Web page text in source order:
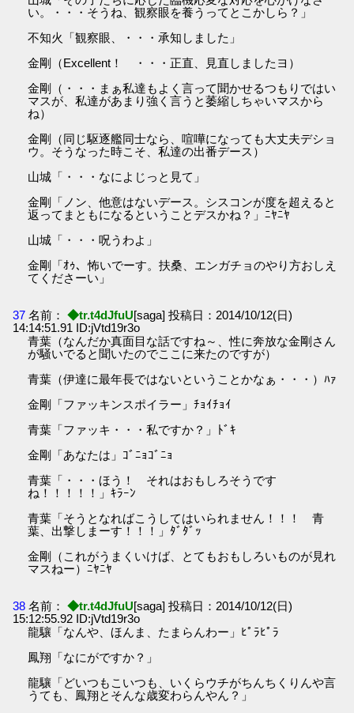
い。・・・そうね、観察眼を養うってとこかしら？」
不知火「観察眼、・・・承知しました」
金剛（Excellent！ ・・・正直、見直しましたヨ）
金剛（・・・まぁ私達もよく言って聞かせるつもりではい
マスが、私達があまり強く言うと萎縮しちゃいマスから
ね）
金剛（同じ駆逐艦同士なら、喧嘩になっても大丈夫デショ
ウ。そうなった時こそ、私達の出番デース）
山城「・・・なによじっと見て」
金剛「ノン、他意はないデース。シスコンが度を超えると
返ってまともになるということデスかね？」ﾆﾔﾆﾔ
山城「・・・呪うわよ」
金剛「ｵｩ、怖いでーす。扶桑、エンガチョのやり方おしえ
てくださーい」
37 名前： ◆tr.t4dJfuU[saga] 投稿日：2014/10/12(日)
14:14:51.91 ID:jVtd19r3o
青葉（なんだか真面目な話ですね～、性に奔放な金剛さん
が騒いでると聞いたのでここに来たのですが）
青葉（伊達に最年長ではないということかなぁ・・・）ﾊｧ
金剛「ファッキンスポイラー」ﾁｮｲﾁｮｲ
青葉「ファッキ・・・私ですか？」ﾄﾞｷ
金剛「あなたは」ｺﾞﾆｮｺﾞﾆｮ
青葉「・・・ほう！ それはおもしろそうです
ね！！！！！」ｷﾗｰﾝ
青葉「そうとなればこうしてはいられません！！！ 青
葉、出撃しまーす！！！」ﾀﾞﾀﾞｯ
金剛（これがうまくいけば、とてもおもしろいものが見れ
マスねー）ﾆﾔﾆﾔ
38 名前： ◆tr.t4dJfuU[saga] 投稿日：2014/10/12(日)
15:12:55.92 ID:jVtd19r3o
龍驤「なんや、ほんま、たまらんわー」ﾋﾟﾗﾋﾟﾗ
鳳翔「なにがですか？」
龍驤「どいつもこいつも、いくらウチがちんちくりんや言
うても、鳳翔とそんな歳変わらんやん？」